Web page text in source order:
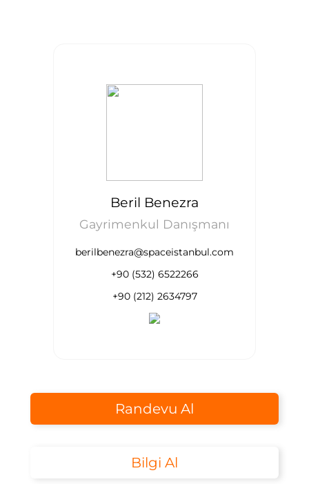
Beril Benezra
Gayrimenkul Danışmanı
berilbenezra@spaceistanbul.com
+90 (532) 6522266
+90 (212) 2634797
Randevu Al
Bilgi Al